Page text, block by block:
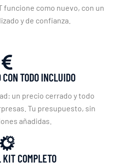
funcione como nuevo, con un
y de confianza.
TODO INCLUIDO
un precio cerrado y todo
Tu presupuesto, sin
añadidas.
KIT COMPLETO